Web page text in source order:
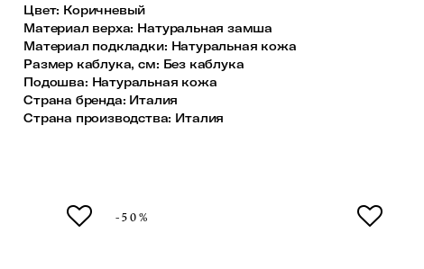
Цвет: Коричневый
Материал верха: Натуральная замша
Материал подкладки: Натуральная кожа
Размер каблука, см: Без каблука
Подошва: Натуральная кожа
Страна бренда: Италия
Страна производства: Италия
-50%